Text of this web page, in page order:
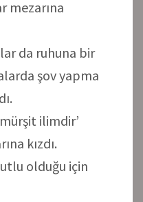
mezarına
da ruhuna bir
şov yapma
ilimdir’
kızdı.
olduğu için